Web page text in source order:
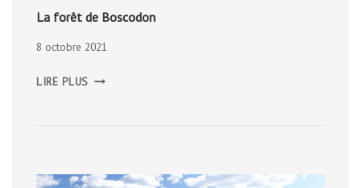
La forêt de Boscodon
8 octobre 2021
LIRE PLUS FORÊT